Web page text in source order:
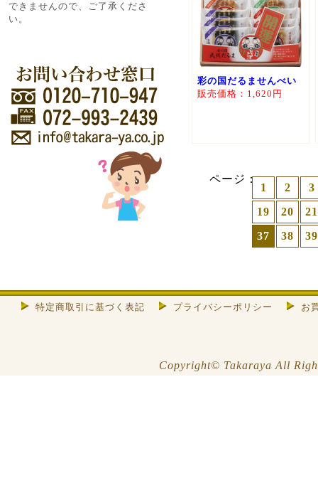
彩の国だるませんべい
販売価格：1,620円
ページ：
1 2
3
19
20
21
37
38 39
できませんので、ご了承くださ
い。
特定商取引に基づく表記 プライバシーポリシー お
Copyright© Takaraya All